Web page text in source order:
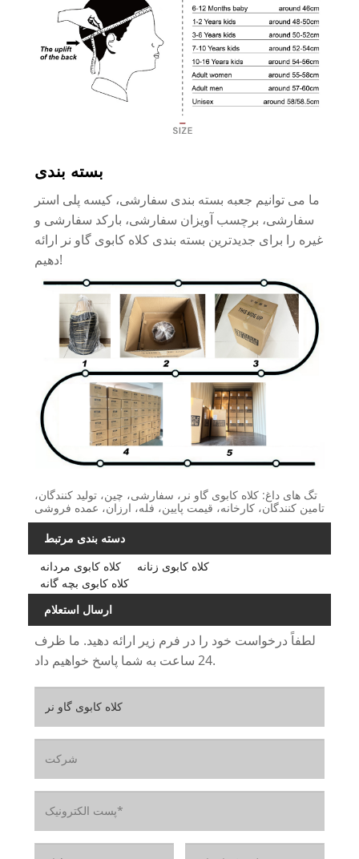
بسته بندی
ما می توانیم جعبه بسته بندی سفارشی، کیسه پلی استر
سفارشی، برچسب آویزان سفارشی، بارکد سفارشی و
غیره را برای جدیدترین بسته بندی کلاه کابوی گاو نر ارائه
دهیم!
تگ های داغ: کلاه کابوی گاو نر، سفارشی، چین، تولید کنندگان،
تامین کنندگان، کارخانه، قیمت پایین، فله، ارزان، عمده فروشی
دسته بندی مرتبط
کلاه کابوی مردانه
کلاه کابوی زنانه
کلاه کابوی بچه گانه
ارسال استعلام
لطفاً درخواست خود را در فرم زیر ارائه دهید. ما ظرف
24 ساعت به شما پاسخ خواهیم داد.